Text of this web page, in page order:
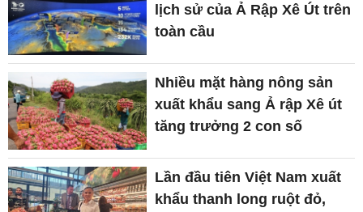
lịch sử của Ả Rập Xê Út trên
toàn cầu
Nhiều mặt hàng nông sản
xuất khẩu sang Ả rập Xê út
tăng trưởng 2 con số
Lần đầu tiên Việt Nam xuất
khẩu thanh long ruột đỏ,